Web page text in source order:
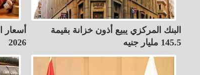
البنك المركزي يبيع أذون خزانة بقيمة
145.5 مليار جنيه
2026